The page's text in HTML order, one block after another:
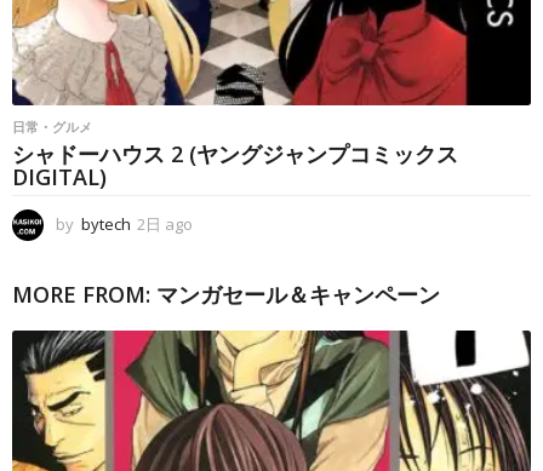
日常・グルメ
シャドーハウス 2 (ヤングジャンプコミックス
DIGITAL)
by bytech 2日 ago
g
MORE FROM: マンガセール＆キャンペーン